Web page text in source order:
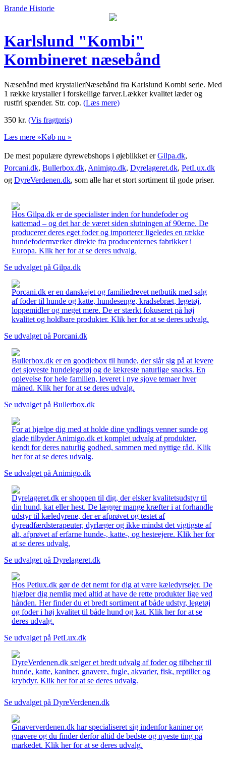
Brande Historie
Karlslund "Kombi"
Kombineret næsebånd
Næsebånd med krystallerNæsebånd fra Karlslund Kombi serie. Med
1 række krystaller i forskellige farver.Lækker kvalitet læder og
rustfri spænder. Str. cop. (Læs mere)
350 kr. (Vis fragtpris)
Læs mere »Køb nu »
De mest populære dyrewebshops i øjeblikket erGilpa.dk,
Porcani.dk, Bullerbox.dk, Animigo.dk, Dyrelageret.dk, PetLux.dk
og DyreVerdenen.dk, som alle har et stort sortiment til gode priser.
Hos Gilpa.dk er de specialister inden for hundefoder og
kattemad – og det har de været siden slutningen af 90erne. De
producerer deres eget foder og importerer ligeledes en række
hundefodermærker direkte fra producenternes fabrikker i
Europa. Klik her for at se deres udvalg.
Se udvalget på Gilpa.dk
Porcani.dk er en danskejet og familiedrevet netbutik med salg
af foder til hunde og katte, hundesenge, kradsebræt, legetøj,
loppemidler og meget mere. De er stærkt fokuseret på høj
kvalitet og holdbare produkter. Klik her for at se deres udvalg.
Se udvalget på Porcani.dk
Bullerbox.dk er en goodiebox til hunde, der slår sig på at levere
det sjoveste hundelegetøj og de lækreste naturlige snacks. En
oplevelse for hele familien, leveret i nye sjove temaer hver
måned. Klik her for at se deres udvalg.
Se udvalget på Bullerbox.dk
For at hjælpe dig med at holde dine yndlings venner sunde og
glade tilbyder Animigo.dk et komplet udvalg af produkter,
kendt for deres naturlig godhed, sammen med nyttige råd. Klik
her for at se deres udvalg.
Se udvalget på Animigo.dk
Dyrelageret.dk er shoppen til dig, der elsker kvalitetsudstyr til
din hund, kat eller hest. De lægger mange kræfter i at forhandle
udstyr til kæledyrene, der er afprøvet og testet af
dyreadfærdsterapeuter, dyrlæger og ikke mindst det vigtigste af
alt, afprøvet af erfarne hunde-, katte-, og hesteejere. Klik her for
at se deres udvalg.
Se udvalget på Dyrelageret.dk
Hos Petlux.dk gør de det nemt for dig at være kæledyrsejer. De
hjælper dig nemlig med altid at have de rette produkter lige ved
hånden. Her finder du et bredt sortiment af både udstyr, legetøj
og foder i høj kvalitet til både hund og kat. Klik her for at se
deres udvalg.
Se udvalget på PetLux.dk
DyreVerdenen.dk sælger et bredt udvalg af foder og tilbehør til
hunde, katte, kaniner, gnavere, fugle, akvarier, fisk, reptiller og
krybdyr. Klik her for at se deres udvalg.
Se udvalget på DyreVerdenen.dk
Gnaververdenen.dk har specialiseret sig indenfor kaniner og
gnavere og du finder derfor altid de bedste og nyeste ting på
markedet. Klik her for at se deres udvalg.